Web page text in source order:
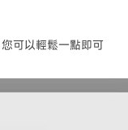
可以輕鬆一點即可